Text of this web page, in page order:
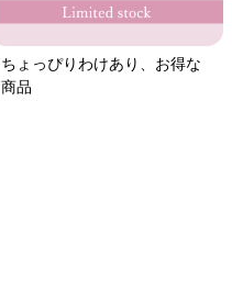
ちょっぴりわけあり、お得な
商品